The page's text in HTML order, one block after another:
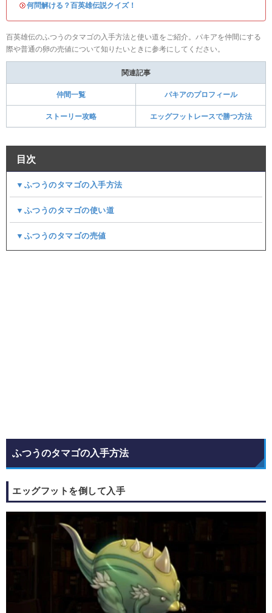
・何問解ける？百英雄伝説クイズ！
百英雄伝のふつうのタマゴの入手方法と使い道をご紹介。パキアを仲間にする
際や普通の卵の売値について知りたいときに参考にしてください。
関連記事
仲間一覧 パキアのプロフィール
ストーリー攻略 エッグフットレースで勝つ方法
目次
▼ふつうのタマゴの入手方法
▼ふつうのタマゴの使い道
▼ふつうのタマゴの売値
ふつうのタマゴの入手方法
エッグフットを倒して入手